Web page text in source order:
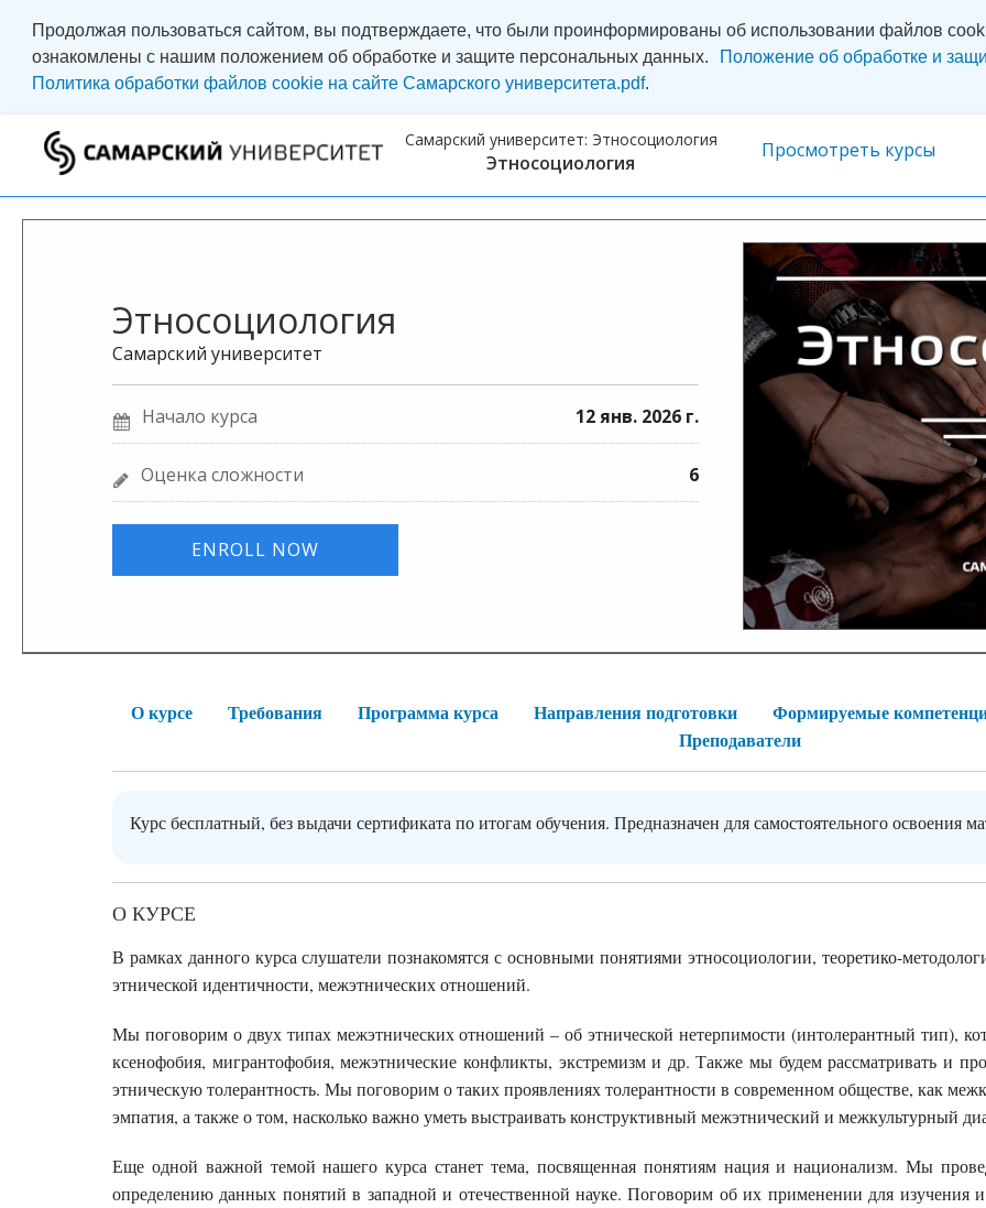
Продолжая пользоваться сайтом, вы подтверждаете, что были проинформированы об использовании файлов
ознакомлены с нашим положением об обработке и защите персональных данных.
Положение об обработке и
Политика обработки файлов cookie на сайте Самарского университета.pdf.
Самарский университет: Этносоциология
Этносоциология
Просмотреть курсы
Этносоциология
Самарский университет
Начало курса 12 янв. 2026 г.
Оценка сложности 6
ENROLL NOW
О курсе Требования Программа курса Направления подготовки Формируемые
Преподаватели
Курс бесплатный, без выдачи сертификата по итогам обучения. Предназначен для самостоятельного освоения
О КУРСЕ
В рамках данного курса слушатели познакомятся с основными понятиями этносоциологии, теоретико-
этнической идентичности, межэтнических отношений.
Мы поговорим о двух типах межэтнических отношений – об этнической нетерпимости (интолерантный тип),
ксенофобия, мигрантофобия, межэтнические конфликты, экстремизм и др. Также мы будем рассматривать и
этническую толерантность. Мы поговорим о таких проявлениях толерантности в современном обществе, как
эмпатия, а также о том, насколько важно уметь выстраивать конструктивный межэтнический и межкультурный
Еще одной важной темой нашего курса станет тема, посвященная понятиям нация и национализм. Мы
определению данных понятий в западной и отечественной науке. Поговорим об их применении для